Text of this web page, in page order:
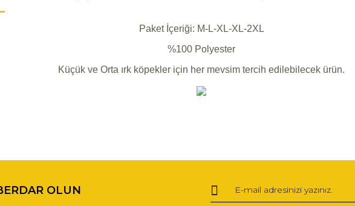
Paket İçeriği: M-L-XL-XL-2XL
%100 Polyester
Küçük ve Orta ırk köpekler için her mevsim tercih edilebilecek ürün.
Yorum Yaz
OLUN